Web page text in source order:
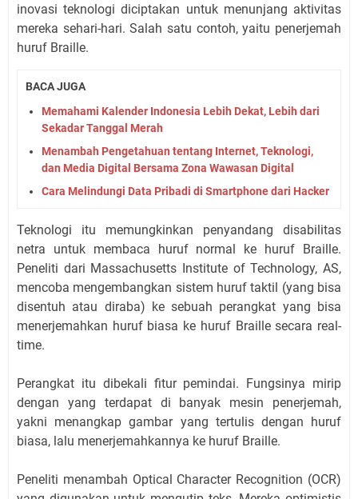
inovasi teknologi diciptakan untuk menunjang aktivitas
mereka sehari-hari. Salah satu contoh, yaitu penerjemah
huruf Braille.
BACA JUGA
Memahami Kalender Indonesia Lebih Dekat, Lebih dari
Sekadar Tanggal Merah
Menambah Pengetahuan tentang Internet, Teknologi,
dan Media Digital Bersama Zona Wawasan Digital
Cara Melindungi Data Pribadi di Smartphone dari Hacker
Teknologi itu memungkinkan penyandang disabilitas
netra untuk membaca huruf normal ke huruf Braille.
Peneliti dari Massachusetts Institute of Technology, AS,
mencoba mengembangkan sistem huruf taktil (yang bisa
disentuh atau diraba) ke sebuah perangkat yang bisa
menerjemahkan huruf biasa ke huruf Braille secara real-
time.
Perangkat itu dibekali fitur pemindai. Fungsinya mirip
dengan yang terdapat di banyak mesin penerjemah,
yakni menangkap gambar yang tertulis dengan huruf
biasa, lalu menerjemahkannya ke huruf Braille.
Peneliti menambah Optical Character Recognition (OCR)